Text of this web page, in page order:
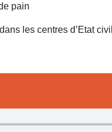
pain
les centres d’Etat